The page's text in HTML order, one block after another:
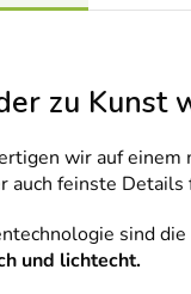
zu Kunst
wir auf einem
auch feinste
sind die
und lichtecht.